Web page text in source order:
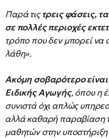
Παρά τιςτρεις φάσεις,
σε πολλές περιοχές
τρόπο που δεν μπορεί να
λάθη».
Ακόμη σοβαρότερο
Ειδικής Αγωγής, όπου η
συνιστά όχι απλώς
αλλά καθαρή παραβίαση
μαθητών στην υποστήριξη